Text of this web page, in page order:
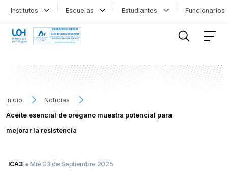
Institutos Escuelas Estudiantes
Inicio
Noticias
Aceite esencial de orégano muestra potencial para
mejorar la resistencia
ICA3 ● Mié 03 de Septiembre 2025